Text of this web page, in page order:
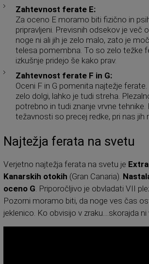
Zahtevnost ferate E:
Za oceno E moramo biti fizično in
pripravljeni. Previsnih odsekov je več
noge ni ali jih je zelo malo, zato je
telesa pomembna. To so zelo težke
izkušnje pridejo še kako prav.
Zahtevnost ferate F in G:
Oceni F in G pomenita najtežje
zelo dolgi, lahko je tudi streha.
potrebno in tudi znanje vrvne tehnike.
težavnosti so precej redke, pri nas jih
Najtežja ferata na svetu
Verjetno najtežja ferata na svetu je
Kanarskih otokih (Gran Canaria).
oceno G. Priporočljivo je obvladati VII
Pozorni moramo biti, da noge ves čas
jeklenico. Ko obvisijo v zraku....skorajda